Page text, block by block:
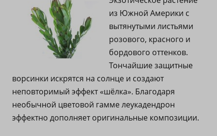
из Южной Америки с
вытянутыми листьями
розового, красного и
бордового оттенков.
Тончайшие защитные
ворсинки искрятся на солнце и создают
неповторимый эффект «шёлка». Благодаря
необычной цветовой гамме леукадендрон
эффектно дополняет оригинальные композиции.